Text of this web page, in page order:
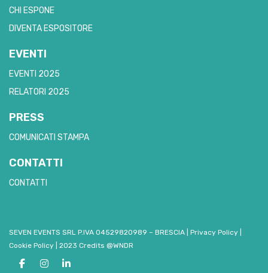
CHI ESPONE
DIVENTA ESPOSITORE
EVENTI
EVENTI 2025
RELATORI 2025
PRESS
COMUNICATI STAMPA
CONTATTI
CONTATTI
SEVEN EVENTS SRL P.IVA 04529820989 – BRESCIA Privacy Policy
Cookie Policy
2023 Credits @WNDR